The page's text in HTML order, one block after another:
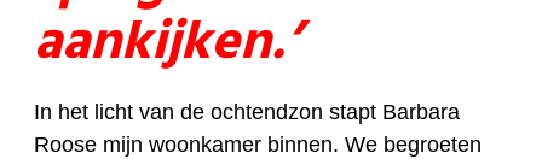
aankijken.’
In het licht van de ochtendzon stapt Barbara
Roose mijn woonkamer binnen. We begroeten